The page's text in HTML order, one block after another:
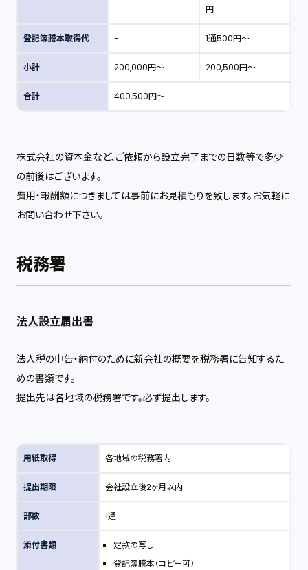
円
登記簿謄本取得代 - 1通500円～
小計 200,000円～ 200,500円～
合計 400,500円～
株式会社の資本金など、ご依頼から設立完了までの日数等で多少
の前後はございます。
費用・報酬額につきましては事前にお見積もりを致します。お気軽に
お問い合わせ下さい。
税務署
法人設立届出書
法人税の申告・納付のために新会社の概要を税務署に告知するた
めの書類です。
提出先は各地域の税務署です。必ず提出します。
用紙取得 各地域の税務署内
提出期限 会社設立後2ヶ月以内
部数 1通
添付書類
定款の写し
登記簿謄本（コピー可）